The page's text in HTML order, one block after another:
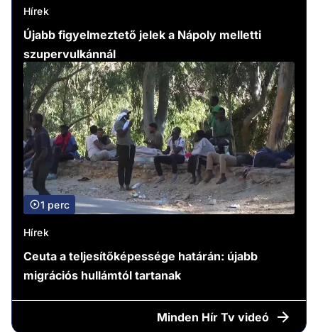
Hírek
Újabb figyelmeztető jelek a Nápoly melletti
szupervulkánnál
1 perc
Hírek
Ceuta a teljesítőképessége határán: újabb
migrációs hullámtól tartanak
Minden Hír Tv videó